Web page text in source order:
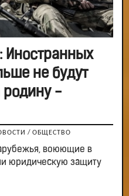
Иностранных
не будут
родину -
/ ОБЩЕСТВО
воюющие в
юридическую защиту